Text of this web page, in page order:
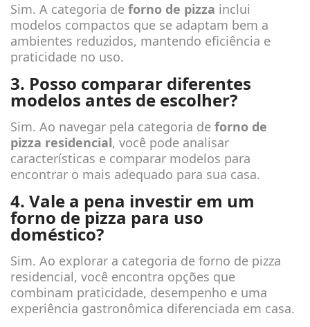
Sim. A categoria de forno de pizza inclui
modelos compactos que se adaptam bem a
ambientes reduzidos, mantendo eficiência e
praticidade no uso.
3. Posso comparar diferentes
modelos antes de escolher?
Sim. Ao navegar pela categoria de forno de
pizza residencial, você pode analisar
características e comparar modelos para
encontrar o mais adequado para sua casa.
4. Vale a pena investir em um
forno de pizza para uso
doméstico?
Sim. Ao explorar a categoria de forno de pizza
residencial, você encontra opções que
combinam praticidade, desempenho e uma
experiência gastronômica diferenciada em casa.